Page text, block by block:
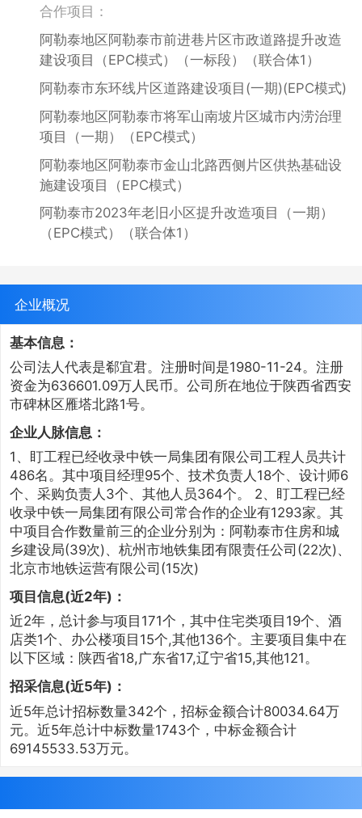
合作项目：
阿勒泰地区阿勒泰市前进巷片区市政道路提升改造
建设项目（EPC模式）（一标段）（联合体1）
阿勒泰市东环线片区道路建设项目(一期)(EPC模式)
阿勒泰地区阿勒泰市将军山南坡片区城市内涝治理
项目（一期）（EPC模式）
阿勒泰地区阿勒泰市金山北路西侧片区供热基础设
施建设项目（EPC模式）
阿勒泰市2023年老旧小区提升改造项目（一期）
（EPC模式）（联合体1）
企业概况
基本信息：
公司法人代表是郗宜君。注册时间是1980-11-24。注册
资金为636601.09万人民币。公司所在地位于陕西省西安
市碑林区雁塔北路1号。
企业人脉信息：
1、盯工程已经收录中铁一局集团有限公司工程人员共计
486名。其中项目经理95个、技术负责人18个、设计师6
个、采购负责人3个、其他人员364个。 2、盯工程已经
收录中铁一局集团有限公司常合作的企业有1293家。其
中项目合作数量前三的企业分别为：阿勒泰市住房和城
乡建设局(39次)、杭州市地铁集团有限责任公司(22次)、
北京市地铁运营有限公司(15次)
项目信息(近2年)：
近2年，总计参与项目171个，其中住宅类项目19个、酒
店类1个、办公楼项目15个,其他136个。主要项目集中在
以下区域：陕西省18,广东省17,辽宁省15,其他121。
招采信息(近5年)：
近5年总计招标数量342个，招标金额合计80034.64万
元。近5年总计中标数量1743个，中标金额合计
69145533.53万元。